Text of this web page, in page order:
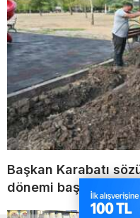
Başkan Karabatı
dönemi başladı